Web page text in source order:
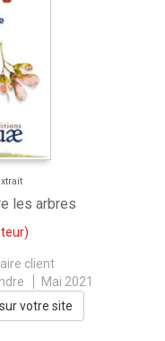
les arbres
client
Mai 2021
votre site